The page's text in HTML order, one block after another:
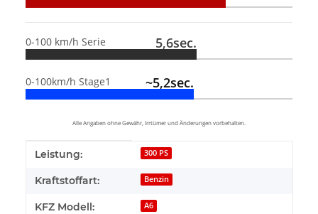
0-100 km/h Serie 5,6sec.
0-100km/h Stage1 ~5,2sec.
Alle Angaben ohne Gewähr, Irrtümer und Änderungen vorbehalten.
Produkteigenschaft
Wert
Leistung: 300 PS
Kraftstoffart: Benzin
KFZ Modell: A6